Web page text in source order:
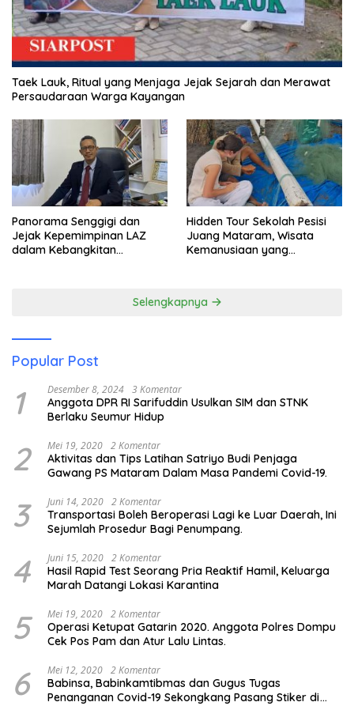
Taek Lauk, Ritual yang Menjaga Jejak Sejarah dan Merawat
Persaudaraan Warga Kayangan
Panorama Senggigi dan
Jejak Kepemimpinan LAZ
dalam Kebangkitan
Hidden Tour Sekolah Pesisi
Juang Mataram, Wisata
Kemanusiaan yang
Selengkapnya
Popular Post
1 Desember 8, 2024 3 Komentar
Anggota DPR RI Sarifuddin Usulkan SIM dan STNK
Berlaku Seumur Hidup
2 Mei 19, 2020 2 Komentar
Aktivitas dan Tips Latihan Satriyo Budi Penjaga
Gawang PS Mataram Dalam Masa Pandemi Covid-19.
3 Juni 14, 2020 2 Komentar
Transportasi Boleh Beroperasi Lagi ke Luar Daerah, Ini
Sejumlah Prosedur Bagi Penumpang.
4 Juni 15, 2020 2 Komentar
Hasil Rapid Test Seorang Pria Reaktif Hamil, Keluarga
Marah Datangi Lokasi Karantina
5 Mei 19, 2020 2 Komentar
Operasi Ketupat Gatarin 2020. Anggota Polres Dompu
Cek Pos Pam dan Atur Lalu Lintas.
6 Mei 12, 2020 2 Komentar
Babinsa, Babinkamtibmas dan Gugus Tugas
Penanganan Covid-19 Sekongkang Pasang Stiker di